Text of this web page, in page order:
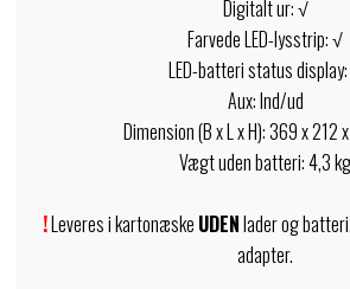
Digitalt ur: √
Farvede LED-lysstrip: √
LED-batteri status
Aux: Ind/ud
Dimension (B x L x H): 369 x 212
Vægt uden batteri: 4,3 kg
!Leveres i kartonæske UDENlader og
adapter.